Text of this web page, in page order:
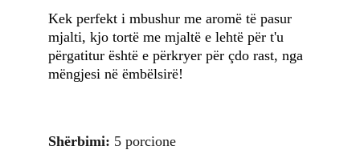
Kek perfekt i mbushur me aromë të pasur
mjalti, kjo tortë me mjaltë e lehtë për t'u
përgatitur është e përkryer për çdo rast, nga
mëngjesi në ëmbëlsirë!
Shërbimi: 5 porcione